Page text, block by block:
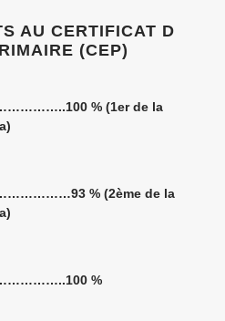
AU CERTIFICAT D
(CEP)
% (1er de la
% (2ème de la
%